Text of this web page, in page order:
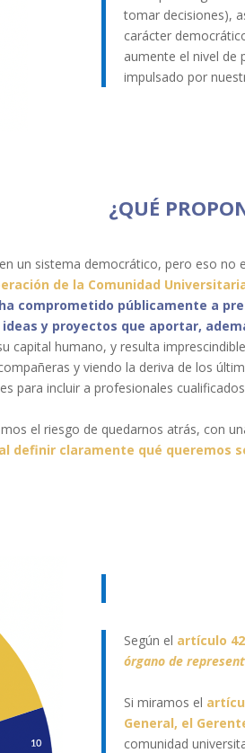
tomar decisiones),
carácter
aumente el nivel de
impulsado por
¿QUÉ
un sistema democrático, pero eso
de la Comunidad
comprometido públicamente a
y proyectos que aportar,
capital humano, y resulta
y viendo la deriva de los
para incluir a profesionales
el riesgo de quedarnos atrás, con
definir claramente qué queremos
Según el artículo 42
órgano de
Si miramos el
General, el
comunidad